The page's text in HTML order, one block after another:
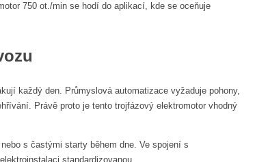
750 ot./min se hodí do aplikací, kde se oceňuje
každý den. Průmyslová automatizace vyžaduje pohony,
Právě proto je tento trojfázový elektromotor vhodný
s častými starty během dne. Ve spojení s
standardizovanou.